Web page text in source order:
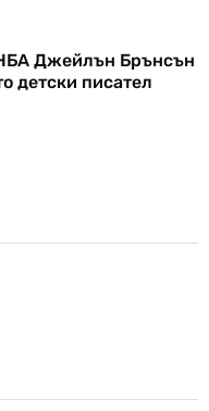
Джейлън Брънсън
детски писател